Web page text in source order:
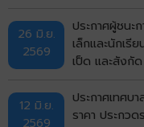
26 มิ.ย.
2569
ประกาศผู้ชนะ
เล็กและนักเรี
เป็ด และสังกั
12 มิ.ย.
2569
ประกาศเทศบ
ราคา ประกว